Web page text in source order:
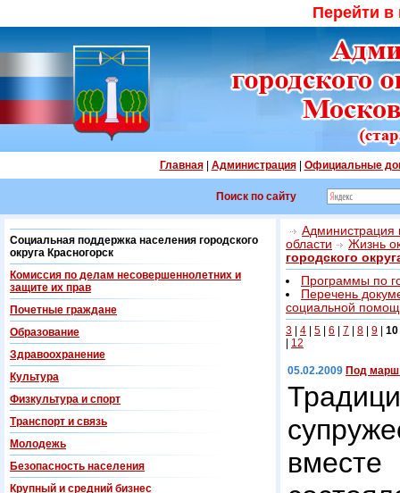
Перейти
Главная| Администрация| Официальные
Поиск по сайту
Социальная поддержка населения городского
округа Красногорск
Комиссия по делам несовершеннолетних и
защите их прав
Почетные граждане
Образование
Здравоохранение
Культура
Физкультура и спорт
Транспорт и связь
Молодежь
Безопасность населения
Крупный и средний бизнес
Администрация
области
Жизнь
городского
Программы по
Перечень
социальной
3 4 5 6 7 8 9 10
12
05.02.2009 Под